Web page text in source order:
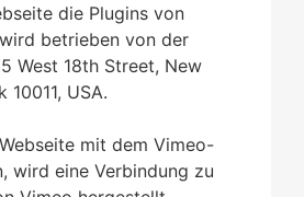
die Plugins von
betrieben von der
West 18th Street, New
10011, USA.
mit dem Vimeo-
wird eine Verbindung zu